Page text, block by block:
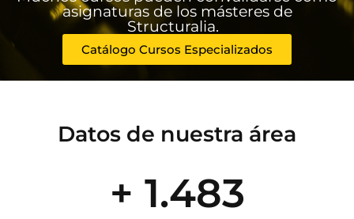
asignaturas de los másteres de
Structuralia.
Catálogo Cursos Especializados
Datos de nuestra área
+ 1.483